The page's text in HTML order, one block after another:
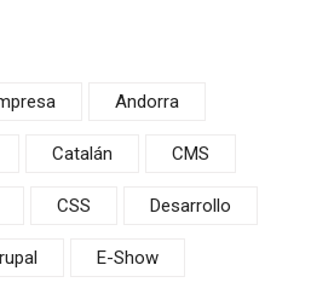
Andorra
Catalán CMS
CSS Desarrollo
E-Show